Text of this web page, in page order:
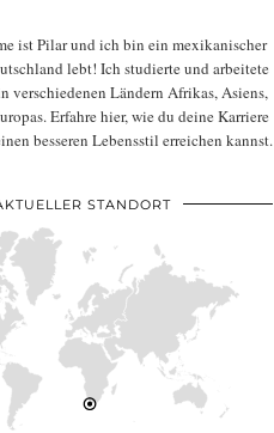
ist Pilar und ich bin ein mexikanischer
lebt! Ich studierte und arbeitete
verschiedenen Ländern Afrikas, Asiens,
Erfahre hier, wie du deine Karriere
besseren Lebensstil erreichen kannst.
STANDORT